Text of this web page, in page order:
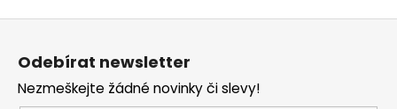
Z
Odebírat newsletter
Nezmeškejte žádné novinky či slevy!